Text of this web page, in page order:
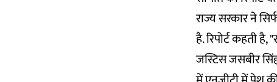
राज्य सरकार ने
है. रिपोर्ट कहती
जस्टिस जसबीर